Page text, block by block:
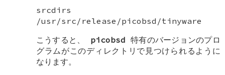
srcdirs
/usr/src/release/picobsd/tinyware
こうすると、 picobsd 特有のバージョンのプロ
グラムがこのディレクトリで見つけられるように
なります。